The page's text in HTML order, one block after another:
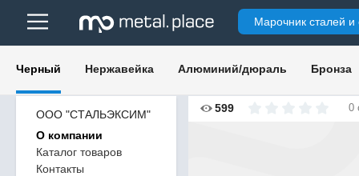
Марочник сталей и
Черный Нержавейка Алюминий/дюраль Бронза
ООО "СТАЛЬЭКСИМ"
О компании
Каталог товаров
Контакты
599 0